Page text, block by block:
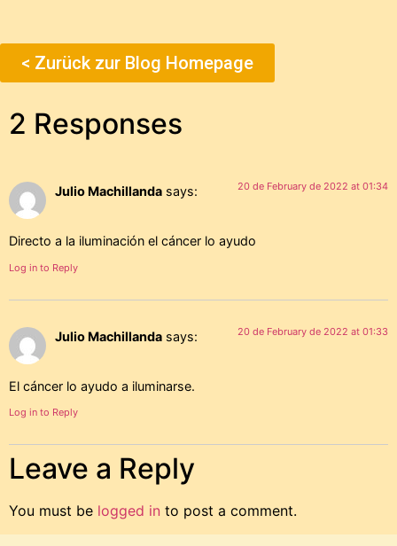
< Zurück zur Blog Homepage
2 Responses
Julio Machillanda says: 20 de February de 2022 at 01:34
Directo a la iluminación el cáncer lo ayudo
Log in to Reply
Julio Machillanda says: 20 de February de 2022 at 01:33
El cáncer lo ayudo a iluminarse.
Log in to Reply
Leave a Reply
You must be logged in to post a comment.